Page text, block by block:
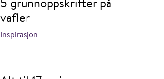
vafler
Inspirasjon